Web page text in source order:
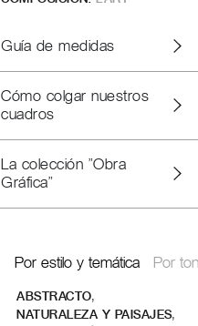
Guía de medidas
Cómo colgar nuestros
cuadros
La colección "Obra
Gráfica"
Por estilo y temática Por
ABSTRACTO,
NATURALEZA Y PAISAJES,